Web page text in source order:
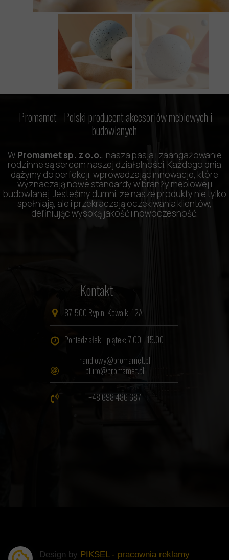
Kontakt
Poniedziałek - piątek: 7.00 - 15.00
87-500 Rypin, Kowalki 12A
W Promamet sp. z o.o., nasza pasja i zaangażowanie
rodzinne są sercem naszej działalności. Każdego dnia
dążymy do perfekcji, wprowadzając innowacje, które
wyznaczają nowe standardy w branży meblowej i
budowlanej. Jesteśmy dumni, że nasze produkty nie tylko
spełniają, ale i przekraczają oczekiwania klientów,
definiując wysoką jakość i nowoczesność.
Promamet -Polski producent akcesoriów meblowych i
budowlanych
+48 698 486 687
handlowy@promamet.pl
biuro@promamet.pl
Design by PIKSEL - pracownia reklamy